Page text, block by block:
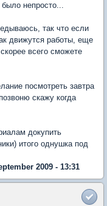
было непросто...
так что если
движутся работы, еще
всего сможете
посмотреть завтра
скажу когда
докупить
итого однушка под
2009 - 13:31